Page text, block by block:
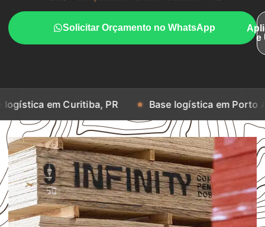
Solicitar Orçamento no WhatsApp
e
em Curitiba, PR Base logística em Porto Alegre,